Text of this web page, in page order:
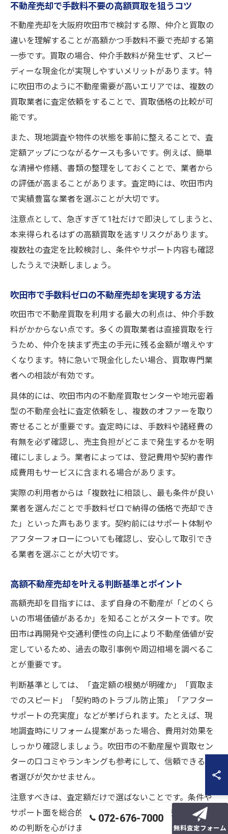
不動産売却で手数料不要の高額買取を狙うコツ
不動産売却を大阪府吹田市で検討する際、仲介と買取の
違いを理解することが高額かつ手数料不要で売却する第
一歩です。買取の場合、仲介手数料が発生せず、スピー
ディーな現金化が実現しやすいメリットがあります。特
に吹田市のように不動産需要が高いエリアでは、複数の
買取業者に査定依頼をすることで、買取価格の比較が可
能です。
また、現地調査や物件の状態を事前に整えることで、査
定額アップにつながるケースも多いです。例えば、簡単
な清掃や修繕、書類の整理をしておくことで、業者から
の評価が高まることがあります。査定時には、吹田市内
で実績豊富な業者を選ぶことが大切です。
注意点として、急ぎすぎて1社だけで即決してしまうと、
本来得られるはずの高額買取を逃すリスクがあります。
複数社の査定を比較検討し、条件やサポート内容も確認
したうえで決断しましょう。
吹田市で手数料ゼロの不動産売却を実現する方法
吹田市で不動産買取を利用する最大の利点は、仲介手数
料がかからない点です。多くの買取業者は直接買取を行
うため、仲介を挟まず売主の手元に残る金額が増えやす
くなります。特に急いで現金化したい場合、買取専門業
者への相談が有効です。
具体的には、吹田市内の不動産買取センターや地元密着
型の不動産会社に査定依頼をし、複数のオファーを取り
寄せることが重要です。査定時には、手数料や諸経費の
有無を必ず確認し、売主負担がどこまで発生するかを明
確にしましょう。業者によっては、登記費用や契約書作
成費用もサービスに含まれる場合があります。
実際の利用者からは「複数社に相談し、最も条件が良い
業者を選んだことで手数料ゼロで納得の価格で売却でき
た」といった声もあります。契約前にはサポート体制や
アフターフォローについても確認し、安心して取引でき
る業者を選ぶことが大切です。
高額不動産売却を叶える判断基準とポイント
高額売却を目指すには、まず自身の不動産が「どのくら
いの市場価値があるか」を知ることがスタートです。吹
田市は再開発や交通利便性の向上により不動産価値が安
定しているため、過去の取引事例や周辺相場を調べるこ
とが重要です。
判断基準としては、「査定額の根拠が明確か」「買取ま
でのスピード」「契約時のトラブル防止策」「アフター
サポートの充実度」などが挙げられます。たとえば、現
地調査時にリフォーム提案があった場合、費用対効果を
しっかり確認しましょう。吹田市の不動産屋や買取セン
ターの口コミやランキングも参考にして、信頼できる業
者選びが欠かせません。
注意すべきは、査定額だけで選ばないことです。条件や
サポート面を総合的に比較し、納得できる売却実現のた
めの判断を心がけましょう。
072-676-7000
無料査定フォーム